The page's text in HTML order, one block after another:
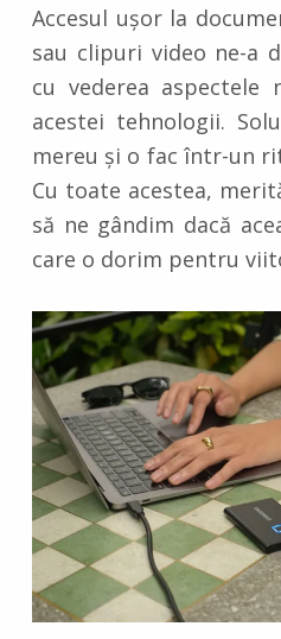
Accesul ușor la
sau clipuri video ne-a
cu vederea aspectele
acestei tehnologii.
mereu și o fac într-un
Cu toate acestea,
să ne gândim dacă
care o dorim pentru